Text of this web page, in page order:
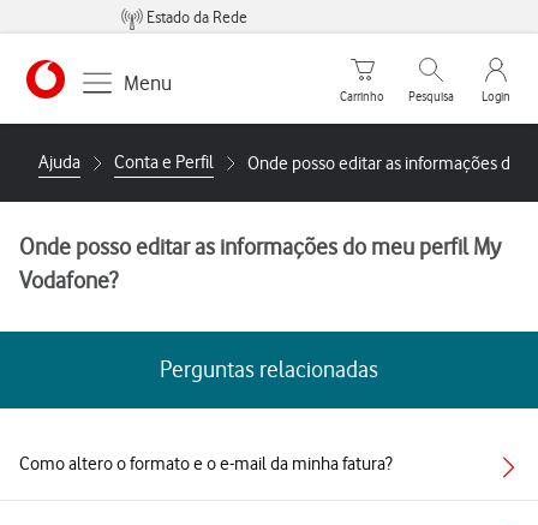
Estado da Rede
https://www.vodafone.pt
Menu
Carrinho de compras
Carrinho
Pesquisar
Pesquisa
My
Login
Ajuda Conta e Perfil Onde posso editar as informações do
Onde posso editar as informações do meu perfil My
Vodafone?
Perguntas relacionadas
Como altero o formato e o e-mail da minha fatura?